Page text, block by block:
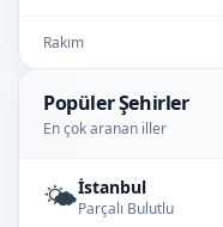
Rakım
Popüler Şehirler
En çok aranan iller
🌤️İstanbul
Parçalı Bulutlu